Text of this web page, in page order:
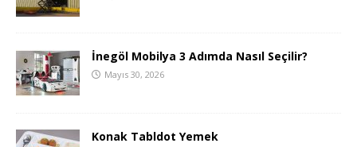
İnegöl Mobilya 3 Adımda Nasıl Seçilir?
Mayıs 30, 2026
Konak Tabldot Yemek